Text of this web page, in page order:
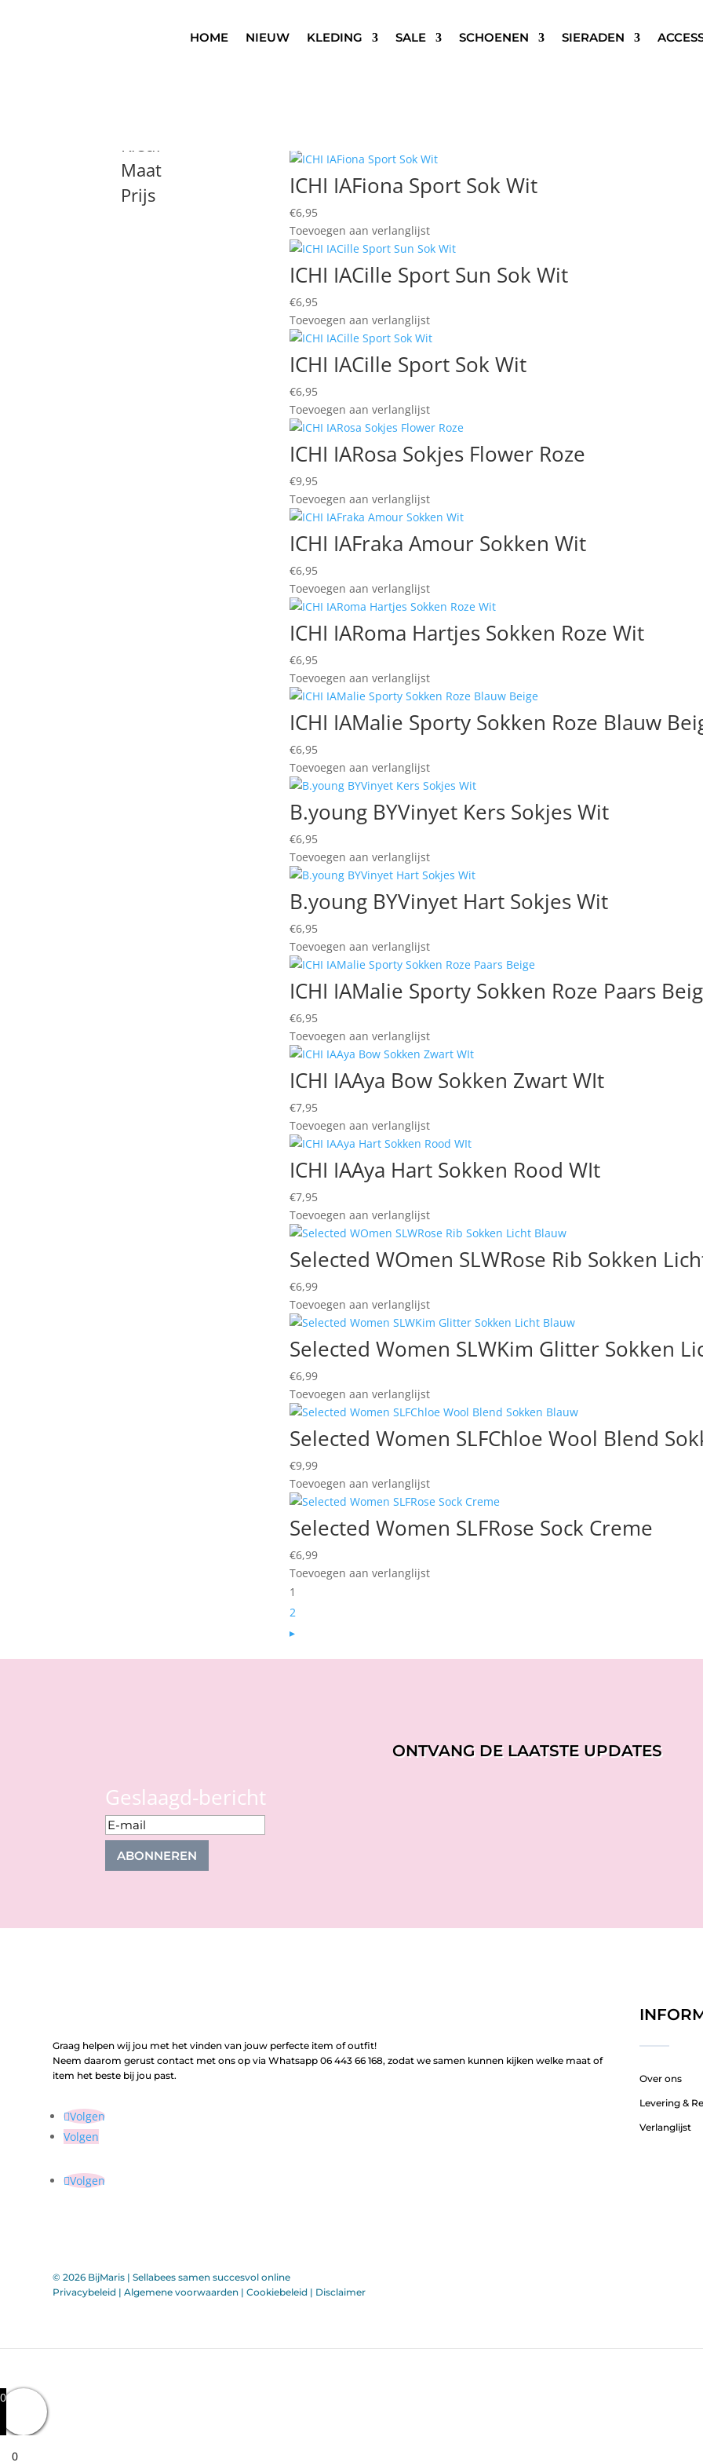
HOME NIEUW KLEDING SALE SCHOENEN SIERADEN
Kleur
Maat
Prijs
ICHI IAFiona Sport Sok Wit
€6,95
Toevoegen aan verlanglijst
ICHI IACille Sport Sun Sok Wit
€6,95
Toevoegen aan verlanglijst
ICHI IACille Sport Sok Wit
€6,95
Toevoegen aan verlanglijst
ICHI IARosa Sokjes Flower Roze
€9,95
Toevoegen aan verlanglijst
ICHI IAFraka Amour Sokken Wit
€6,95
Toevoegen aan verlanglijst
ICHI IARoma Hartjes Sokken Roze Wit
€6,95
Toevoegen aan verlanglijst
ICHI IAMalie Sporty Sokken Roze Blauw
€6,95
Toevoegen aan verlanglijst
B.young BYVinyet Kers Sokjes Wit
€6,95
Toevoegen aan verlanglijst
B.young BYVinyet Hart Sokjes Wit
€6,95
Toevoegen aan verlanglijst
ICHI IAMalie Sporty Sokken Roze Paars
€6,95
Toevoegen aan verlanglijst
ICHI IAAya Bow Sokken Zwart WIt
€7,95
Toevoegen aan verlanglijst
ICHI IAAya Hart Sokken Rood WIt
€7,95
Toevoegen aan verlanglijst
Selected WOmen SLWRose Rib Sokken
€6,99
Toevoegen aan verlanglijst
Selected Women SLWKim Glitter Sokken
€6,99
Toevoegen aan verlanglijst
Selected Women SLFChloe Wool Blend
€9,99
Toevoegen aan verlanglijst
Selected Women SLFRose Sock Creme
€6,99
Toevoegen aan verlanglijst
1
2
▸
ONTVANG DE LAATSTE UPDATES
Geslaagd-bericht
ABONNEREN
Graag helpen wij jou met het vinden van jouw perfecte item of outfit!
Neem daarom gerust contact met ons op via Whatsapp 06 443 66 168, zodat we samen kunnen kijken welke maat of
item het beste bij jou past.
Volgen
Volgen
Volgen
Over ons
Levering &
Verlanglijst
© 2026 BijMaris |Sellabees samen succesvol online
Privacybeleid |Algemene voorwaarden |Cookiebeleid | Disclaimer
0
0